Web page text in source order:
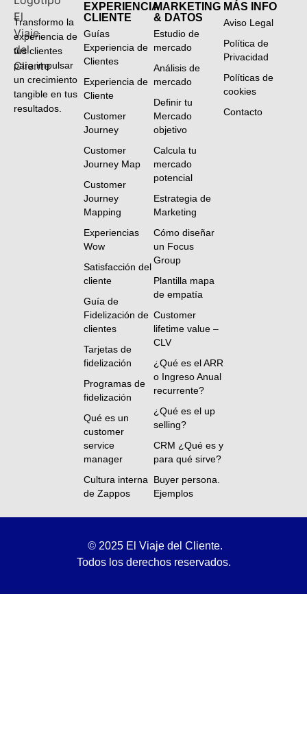
Transformo la
experiencia de
tus clientes
para impulsar
un crecimiento
tangible en tus
resultados.
EXPERIENCIA
CLIENTE
Guías
Experiencia de
Clientes
Experiencia de
Cliente
Customer
Journey
Customer
Journey Map
Customer
Journey
Mapping
Experiencias
Wow
Satisfacción del
cliente
Guía de
Fidelización de
clientes
Tarjetas de
fidelización
Programas de
fidelización
Qué es un
customer
service
manager
Cultura interna
de Zappos
MARKETING
& DATOS
Estudio de
mercado
Análisis de
mercado
Definir tu
Mercado
objetivo
Calcula tu
mercado
potencial
Estrategia de
Marketing
Cómo diseñar
un Focus
Group
Plantilla mapa
de empatía
Customer
lifetime value –
CLV
¿Qué es el ARR
o Ingreso Anual
recurrente?
¿Qué es el up
selling?
CRM ¿Qué es y
para qué sirve?
Buyer persona.
Ejemplos
MÁS INFO
Aviso Legal
Política de
Privacidad
Políticas de
cookies
Contacto
©2025 El Viaje del Cliente.
Todos los derechos reservados.